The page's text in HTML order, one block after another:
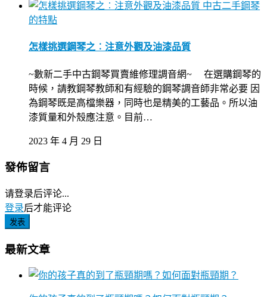
中古二手鋼琴
的特點
怎樣挑選鋼琴之︰注意外觀及油漆品質
~數新二手中古鋼琴買賣維修理調音網~ 在選購鋼琴的
時候，請教鋼琴教師和有經驗的鋼琴調音師非常必要 因
為鋼琴既是高檔樂器，同時也是精美的工藝品。所以油
漆質量和外殼應注意。目前…
2023 年 4 月 29 日
發佈留言
请登录后评论...
登录后才能评论
发表
最新文章